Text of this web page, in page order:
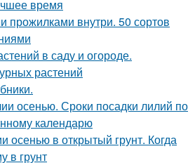
время
прожилками внутри. 50 сортов
в саду и огороде.
растений
осенью. Сроки посадки лилий по
календарю
осенью в открытый грунт. Когда
в грунт